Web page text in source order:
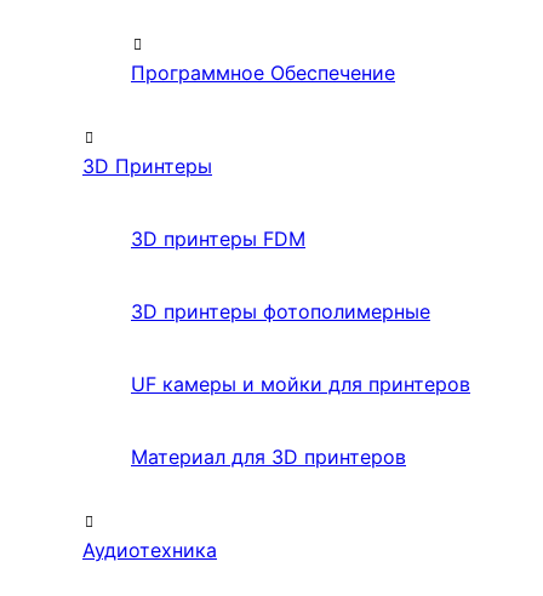
Программное Обеспечение
3D Принтеры
3D принтеры FDM
3D принтеры фотополимерные
UF камеры и мойки для принтеров
Материал для 3D принтеров
Аудиотехника